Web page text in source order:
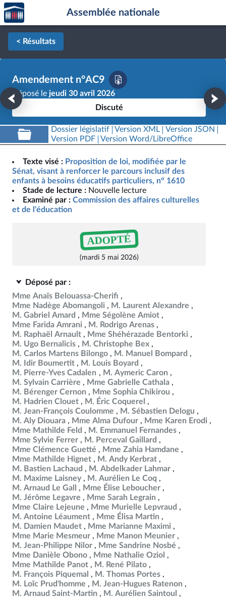
Aller au contenu
Aller en bas de la page
Accèder
à la
page
d'accueil
Assemblée nationale
< Résultats
Amendement n°AC9
Déposé le jeudi 30 avril 2026
Discuté
Dossier législatif Version XML
Version JSON
Version PDF
Version Word/LibreOffice
Texte visé : Proposition de loi, modifiée par le
Sénat, visant à renforcer le parcours inclusif des
enfants à besoins éducatifs particuliers, n° 1610
Stade de lecture : Nouvelle lecture
Examiné par : Commission des affaires culturelles
et de l'éducation
ADOPTÉ
(mardi 5 mai 2026)
Déposé par :
Mme Anaïs Belouassa-Cherifi
Mme Nadège Abomangoli
M. Laurent Alexandre
M. Gabriel Amard
Mme Ségolène Amiot
Mme Farida Amrani
M. Rodrigo Arenas
M. Raphaël Arnault
Mme Shéhérazade Bentorki
M. Ugo Bernalicis
M. Christophe Bex
M. Carlos Martens Bilongo
M. Manuel Bompard
M. Idir Boumertit
M. Louis Boyard
M. Pierre-Yves Cadalen
M. Aymeric Caron
M. Sylvain Carrière
Mme Gabrielle Cathala
M. Bérenger Cernon
Mme Sophia Chikirou
M. Hadrien Clouet
M. Éric Coquerel
M. Jean-François Coulomme
M. Sébastien Delogu
M. Aly Diouara
Mme Alma Dufour
Mme Karen Erodi
Mme Mathilde Feld
M. Emmanuel Fernandes
Mme Sylvie Ferrer
M. Perceval Gaillard
Mme Clémence Guetté
Mme Zahia Hamdane
Mme Mathilde Hignet
M. Andy Kerbrat
M. Bastien Lachaud
M. Abdelkader Lahmar
M. Maxime Laisney
M. Aurélien Le Coq
M. Arnaud Le Gall
Mme Élise Leboucher
M. Jérôme Legavre
Mme Sarah Legrain
Mme Claire Lejeune
Mme Murielle Lepvraud
M. Antoine Léaument
Mme Élisa Martin
M. Damien Maudet
Mme Marianne Maximi
Mme Marie Mesmeur
Mme Manon Meunier
M. Jean-Philippe Nilor
Mme Sandrine Nosbé
Mme Danièle Obono
Mme Nathalie Oziol
Mme Mathilde Panot
M. René Pilato
M. François Piquemal
M. Thomas Portes
M. Loïc Prud'homme
M. Jean-Hugues Ratenon
M. Arnaud Saint-Martin
M. Aurélien Saintoul